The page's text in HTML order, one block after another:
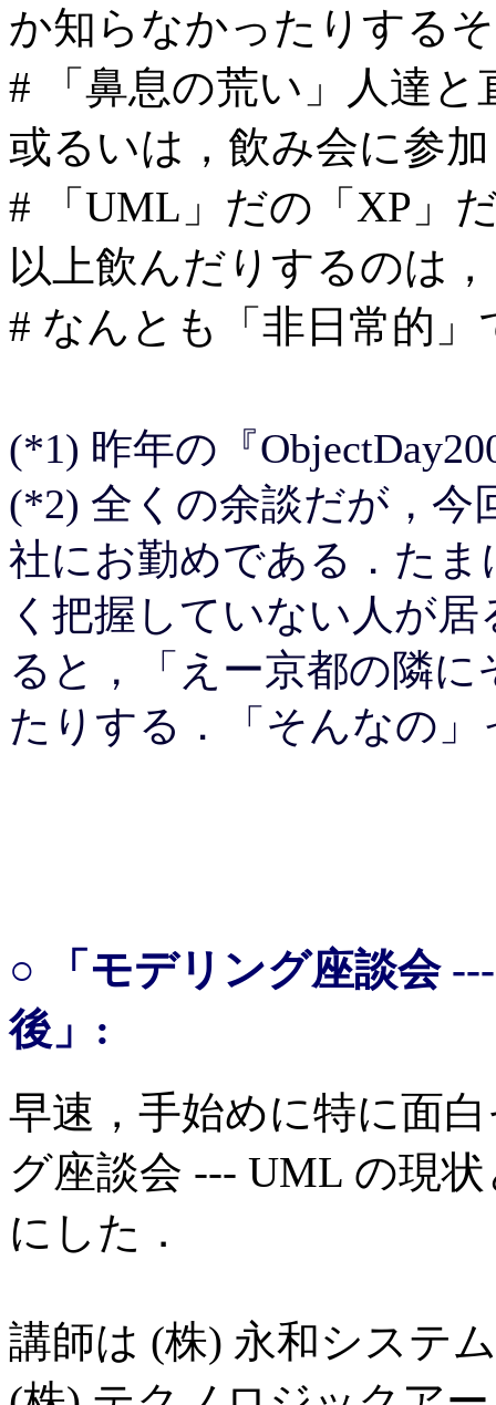
か知らなかったりする
# 「鼻息の荒い」人達
或るいは，飲み会に参
# 「UML」だの「XP」
以上飲んだりするのは，
# なんとも「非日常的
(*1) 昨年の『
(*2) 全くの余談だが，今
社にお勤めである．た
く把握していない人が
ると，「えー京都の隣
たりする．「そんなの
○ 「モデリング座談会
後」:
早速，手始めに特に面
グ座談会 --- UML の現
にした．
講師は (株) 永和システ